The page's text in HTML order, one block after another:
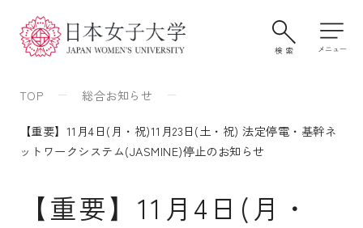
TOP 総合お知らせ
【重要】11月4日(月・祝)11月23日(土・祝) 法定停電・基幹ネ
ットワークシステム(JASMINE)停止のお知らせ
【重要】11月4日(月・